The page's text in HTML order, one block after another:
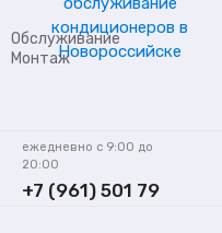
Обслуживание
Монтаж
ежедневно с 9:00 до
20:00
+7 (961) 501 79